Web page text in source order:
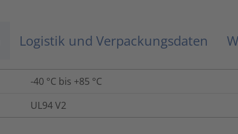
Logistik und Verpackungsdaten
-40 °C bis +85 °C
UL94 V2